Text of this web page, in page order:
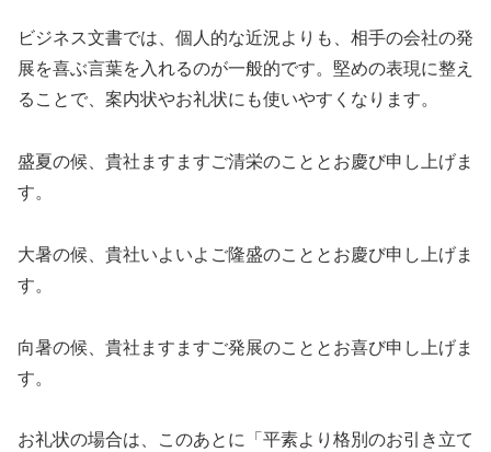
ビジネス文書では、個人的な近況よりも、相手の会社の発
展を喜ぶ言葉を入れるのが一般的です。堅めの表現に整え
ることで、案内状やお礼状にも使いやすくなります。
盛夏の候、貴社ますますご清栄のこととお慶び申し上げま
す。
大暑の候、貴社いよいよご隆盛のこととお慶び申し上げま
す。
向暑の候、貴社ますますご発展のこととお喜び申し上げま
す。
お礼状の場合は、このあとに「平素より格別のお引き立て